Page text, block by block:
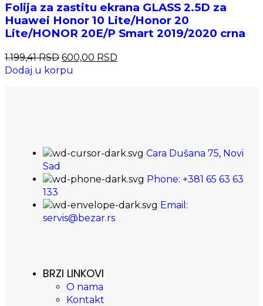
Folija za zastitu ekrana GLASS 2.5D za
Huawei Honor 10 Lite/Honor 20
Lite/HONOR 20E/P Smart 2019/2020 crna
1.199,41RSD 600,00 RSD
Dodaj u korpu
Cara Dušana 75, Novi
Sad
Phone: +381 65 63 63
133
Email:
servis@bezar.rs
BRZI LINKOVI
O nama
Kontakt